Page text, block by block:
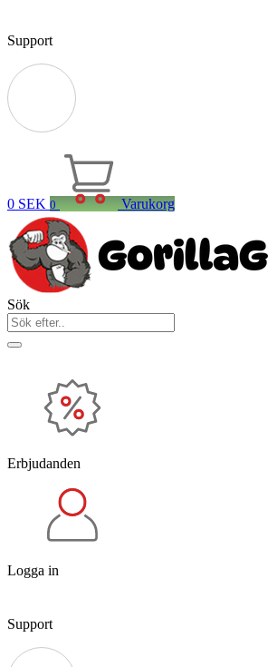
Support
0 SEK 0 Varukorg
Sök
Erbjudanden
Logga in
Support